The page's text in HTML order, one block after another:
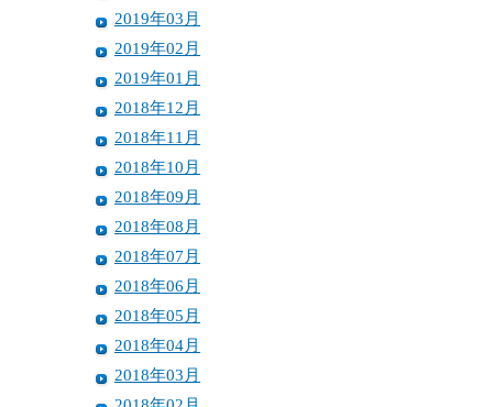
2019年03月
2019年02月
2019年01月
2018年12月
2018年11月
2018年10月
2018年09月
2018年08月
2018年07月
2018年06月
2018年05月
2018年04月
2018年03月